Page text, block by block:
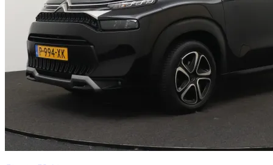
Citroën C3 Aircross